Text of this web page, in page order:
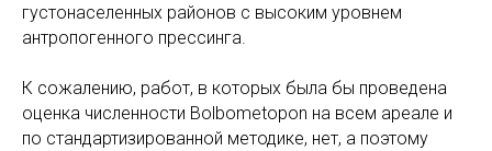
густонаселенных районов с высоким уровнем
антропогенного прессинга.
К сожалению, работ, в которых была бы проведена
оценка численности Bolbometopon на всем ареале и
по стандартизированной методике, нет, а поэтому